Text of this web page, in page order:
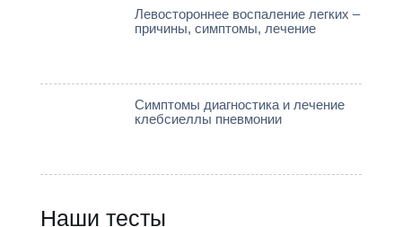
Левостороннее воспаление легких –
причины, симптомы, лечение
Симптомы диагностика и лечение
клебсиеллы пневмонии
Наши тесты